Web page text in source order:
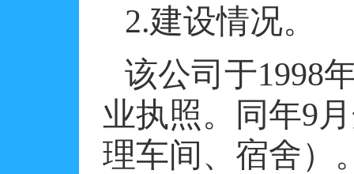
2.建设情况。
该公司于1998
业执照。同年9
理车间、宿舍）